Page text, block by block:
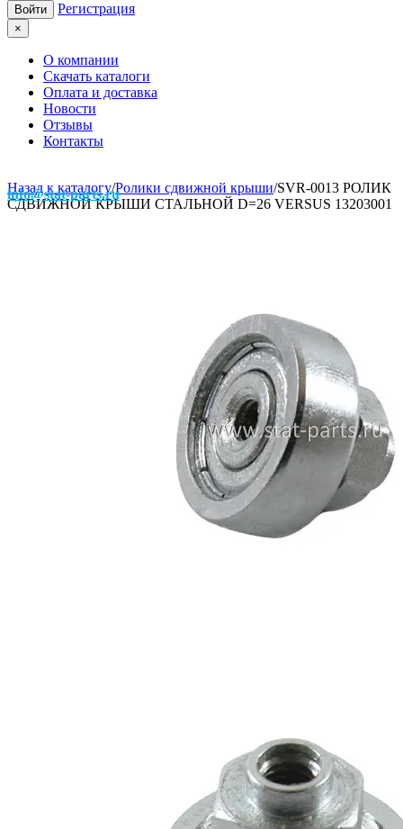
Регистрация
×
О компании
Скачать каталоги
Оплата и доставка
Новости
Отзывы
Контакты
info@stat-parts.ru
Назад к каталогу/Ролики сдвижной крыши/SVR-0013 РОЛИК
СДВИЖНОЙ КРЫШИ СТАЛЬНОЙ D=26 VERSUS 13203001